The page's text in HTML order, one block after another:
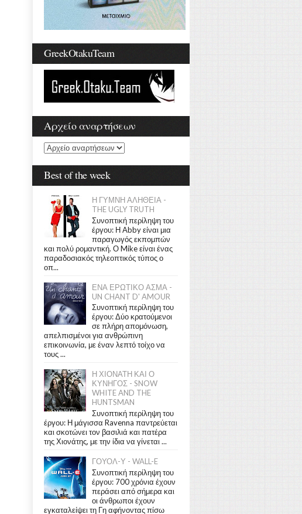
GreekOtakuTeam
Αρχείο αναρτήσεων
Best of the week
Η ΓΥΜΝΗ ΑΛΗΘΕΙΑ -
THE UGLY TRUTH
Συνοπτική περίληψη του
έργου: Η Abby είναι μια
παραγωγός εκπομπών
και πολύ ρομαντική. Ο Mike είναι ένας
παραδοσιακός τηλεοπτικός τύπος ο
οπ...
ΕΝΑ ΕΡΩΤΙΚΟ ΑΣΜΑ -
UN CHANT D' AMOUR
Συνοπτική περίληψη του
έργου: Δύο κρατούμενοι
σε πλήρη απομόνωση,
απελπισμένοι για ανθρώπινη
επικοινωνία, με έναν λεπτό τοίχο να
τους ...
Η ΧΙΟΝΑΤΗ ΚΑΙ Ο
ΚΥΝΗΓΟΣ - SNOW
WHITE AND THE
HUNTSMAN
Συνοπτική περίληψη του
έργου: Η μάγισσα Ravenna παντρεύεται
και σκοτώνει τον βασιλιά και πατέρα
της Χιονάτης, με την ίδια να γίνεται ...
ΓΟΥΟΛ-Υ - WALL-E
Συνοπτική περίληψη του
έργου: 700 χρόνια έχουν
περάσει από σήμερα και
οι άνθρωποι έχουν
εγκαταλείψει τη Γη αφήνοντας πίσω